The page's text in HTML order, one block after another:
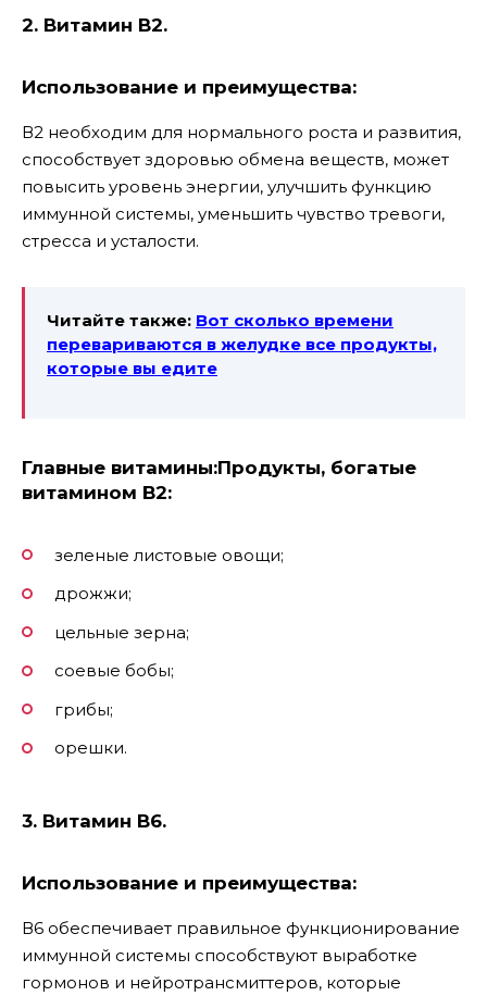
2. Витамин В2.
Использование и преимущества:
В2 необходим для нормального роста и развития,
способствует здоровью обмена веществ, может
повысить уровень энергии, улучшить функцию
иммунной системы, уменьшить чувство тревоги,
стресса и усталости.
Читайте также: Вот сколько времени
перевариваются в желудке все продукты,
которые вы едите
Главные витамины:Продукты, богатые
витамином B2:
зеленые листовые овощи;
дрожжи;
цельные зерна;
соевые бобы;
грибы;
орешки.
3. Витамин В6.
Использование и преимущества:
В6 обеспечивает правильное функционирование
иммунной системы способствуют выработке
гормонов и нейротрансмиттеров, которые